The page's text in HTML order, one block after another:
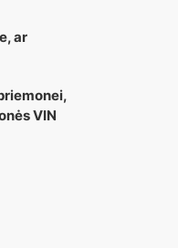
ar
VIN